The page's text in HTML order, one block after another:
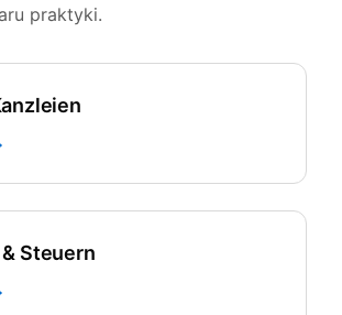
praktyki.
Steuern